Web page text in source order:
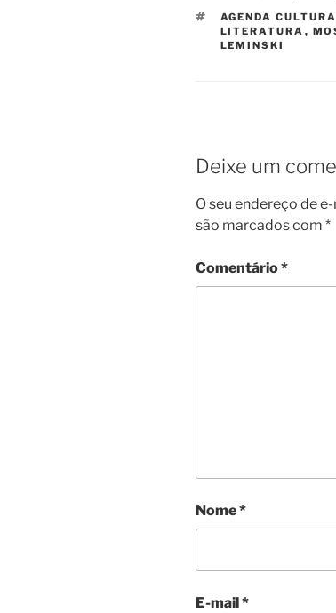
TAGS
AGENDA
LITERATURA ,
LEMINSKI
Deixe um
O seu endereço de
são marcados com *
Comentário*
Nome*
E-mail *